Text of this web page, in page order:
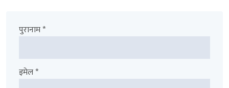
पुरानाम *
इमेल *